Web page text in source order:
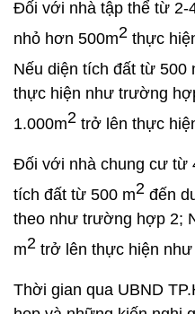
Đối với nhà tập thể từ 2-
nhỏ hơn 500m2 thực
Nếu diện tích đất từ 500
thực hiện như trường
1.000m2 trở lên thực
Đối với nhà chung cư từ
tích đất từ 500 m2 đến
theo như trường hợp 2;
m2 trở lên thực hiện
Thời gian qua UBND